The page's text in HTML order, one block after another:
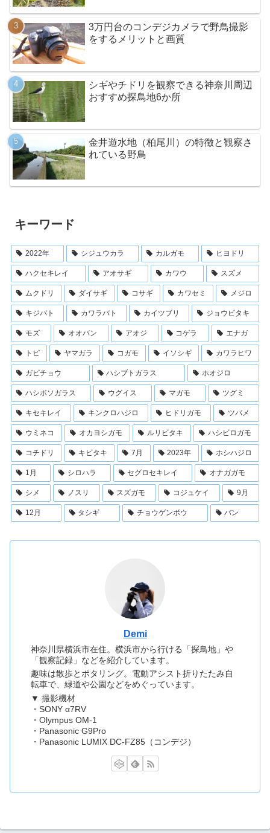
3万円台のコンデジカメラで野鳥撮影
をするメリットと画質
シギやチドリを観察できる神奈川周辺
おすすめ探鳥地6か所
金井遊水地（柏尾川）の特徴と観察さ
れている野鳥
キーワード
2022年 シジュウカラ カルガモ ヒヨドリ
ハクセキレイ アオサギ カワウ スズメ
ムクドリ ダイサギ コサギ カワセミ メジロ
キジバト カワラバト カイツブリ ジョウビタキ
モズ オオバン アオジ コゲラ エナガ
トビ ヤマガラ コガモ イソシギ カワラヒワ
ガビチョウ ハシブトガラス ホオジロ
ハシボソガラス ウグイス マガモ ツグミ
キセキレイ キンクロハジロ ヒドリガモ ツバメ
ウミネコ オカヨシガモ ルリビタキ ハシビロガモ
コチドリ キビタキ 7月 2023年 ホシハジロ
1月 シロハラ セグロセキレイ オナガガモ
シメ ノスリ スズガモ コジュケイ 9月
12月 タシギ チョウゲンボウ バン
Demi
神奈川県横浜市在住。横浜市から行ける「探鳥地」や
「観察記録」などを紹介しています。
趣味は散歩とポタリング。電動アシスト折りたたみ自
転車で、緑道や公園などをめぐっています。
▼ 撮影機材
・SONY α7RV
・Olympus OM-1
・Panasonic G9Pro
・Panasonic LUMIX DC-FZ85（コンデジ）